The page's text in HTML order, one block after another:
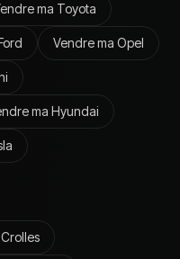
ma Toyota
Vendre ma Opel
ma Hyundai
Crolles